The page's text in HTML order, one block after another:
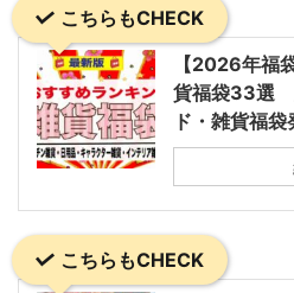
こちらもCHECK
【2026年福
貨福袋33選
ド・雑貨福袋
こちらもCHECK